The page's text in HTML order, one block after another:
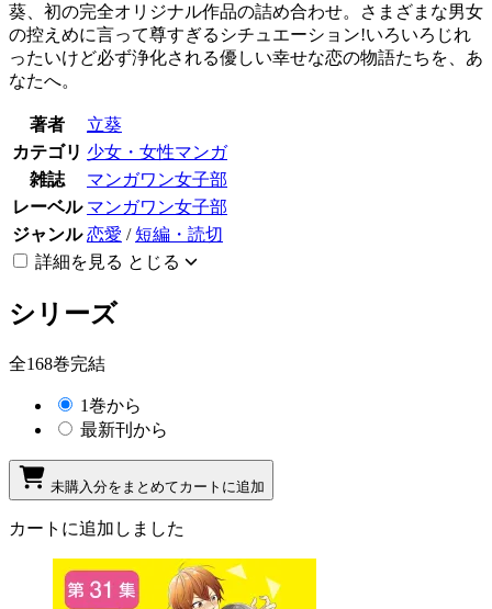
葵、初の完全オリジナル作品の詰め合わせ。さまざまな男女
の控えめに言って尊すぎるシチュエーション!いろいろじれ
ったいけど必ず浄化される優しい幸せな恋の物語たちを、あ
なたへ。
著者
立葵
カテゴリ 少女・女性マンガ
雑誌
マンガワン女子部
レーベル マンガワン女子部
ジャンル 恋愛 /短編・読切
詳細を見る とじる
シリーズ
全168巻完結
1巻から
最新刊から
未購入分をまとめてカートに追加
カートに追加しました